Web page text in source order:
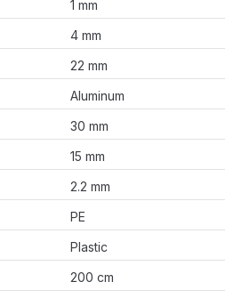
1 mm
4 mm
22 mm
Aluminum
30 mm
15 mm
2.2 mm
PE
Plastic
200 cm